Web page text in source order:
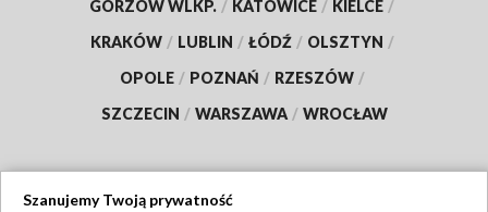
GORZÓW WLKP. / KATOWICE / KIELCE /
KRAKÓW / LUBLIN / ŁÓDŹ / OLSZTYN /
OPOLE / POZNAŃ / RZESZÓW /
SZCZECIN / WARSZAWA / WROCŁAW
Szanujemy Twoją prywatność